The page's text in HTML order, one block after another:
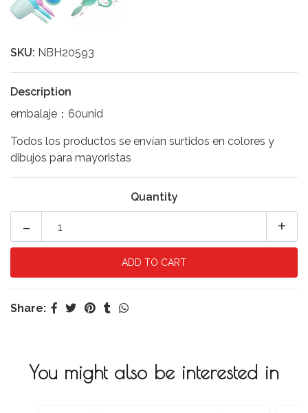
SKU: NBH20593
Description
embalaje：60unid
Todos los productos se envían surtidos en colores y
dibujos para mayoristas
Quantity
+
-
Share:
You might also be interested in